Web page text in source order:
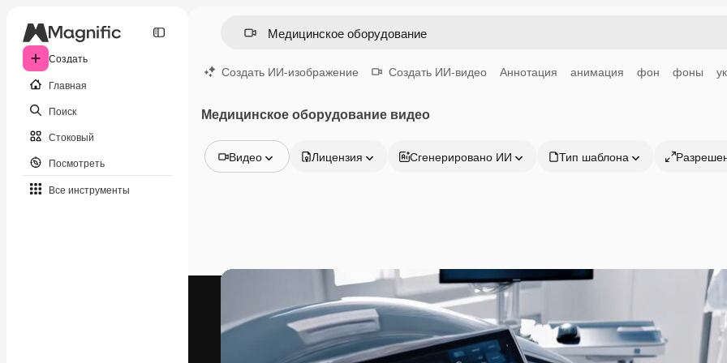
Создать
Главная
Поиск
Стоковый
Посмотреть
Все инструменты
Создать ИИ-изображение Создать ИИ-видео Аннотация анимация фон фоны
Медицинское оборудование видео
Видео
Видео
Видеошаблоны
Иконки
Лицензия Сгенерировано ИИ Тип шаблона
Продукция Начать